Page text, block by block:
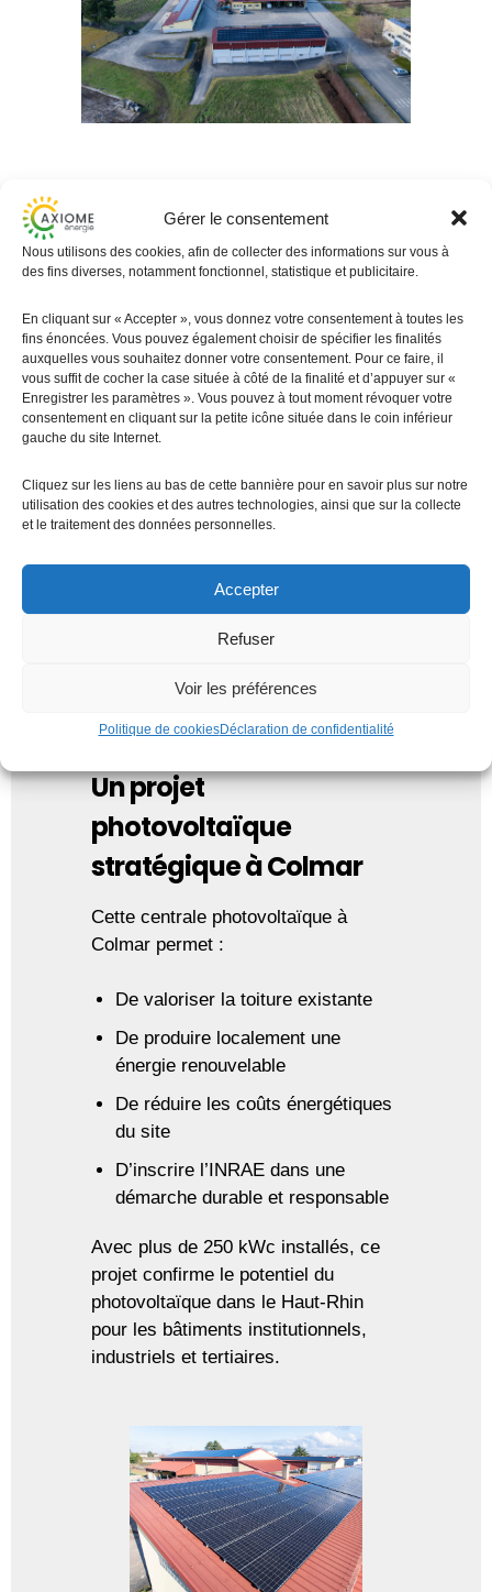
Gérer le consentement
Nous utilisons des cookies, afin de collecter des informations sur vous à
des fins diverses, notamment fonctionnel, statistique et publicitaire.
En cliquant sur « Accepter », vous donnez votre consentement à toutes les
fins énoncées. Vous pouvez également choisir de spécifier les finalités
auxquelles vous souhaitez donner votre consentement. Pour ce faire, il
vous suffit de cocher la case située à côté de la finalité et d’appuyer sur «
Enregistrer les paramètres ». Vous pouvez à tout moment révoquer votre
consentement en cliquant sur la petite icône située dans le coin inférieur
gauche du site Internet.
Cliquez sur les liens au bas de cette bannière pour en savoir plus sur notre
utilisation des cookies et des autres technologies, ainsi que sur la collecte
et le traitement des données personnelles.
Accepter
Refuser
Voir les préférences
Politique de cookiesDéclaration de confidentialité
Réalisation de la
AXIOMEpour l’INRAE ​​​​​​de
COLMAR :
Une puissance crête de 253.3 KWc
596 modules de 445 WC
sous ETN
*la puissance de sortie des onduleurs
est limitée à 250 KVA par pontage
statique.
Un projet
photovoltaïque
stratégique à Colmar
Cette centrale photovoltaïque à
Colmar permet :
De valoriser la toiture existante
De produire localement une
énergie renouvelable
De réduire les coûts énergétiques
du site
D’inscrire l’INRAE ​​​​dans une
démarche durable et responsable
Avec plus de 250 kWc installés, ce
projet confirme le potentiel du
photovoltaïque dans le Haut-Rhin
pour les bâtiments institutionnels,
industriels et tertiaires.